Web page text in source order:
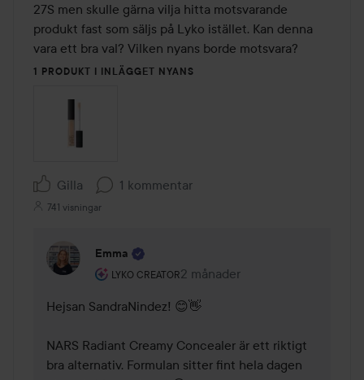
27S men skulle gärna vilja hitta motsvarande
produkt fast som säljs på Lyko istället. Kan denna
vara ett bra val? Vilken nyans borde motsvara?
1 PRODUKT I INLÄGGET NYANS
Gilla 1 kommentar
741 visningar
Emma
LYKO CREATOR
Användarens roll: Lyko Creator.
2 månader
Kommentaren lades 2 månader
Hejsan SandraNindez! 😊👋
NARS Radiant Creamy Concealer är ett riktigt
bra alternativ. Formulan sitter fint hela dagen